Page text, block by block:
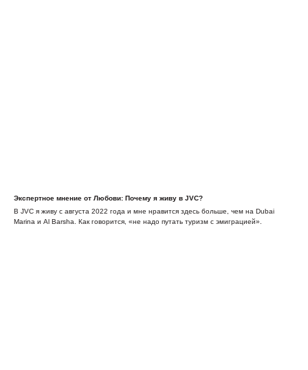
Экспертное мнение от Любови: Почему я живу в JVC?
В JVC я живу с августа 2022 года и мне нравится здесь больше, чем на Dubai
Marina и Al Barsha. Как говорится, «не надо путать туризм с эмиграцией».